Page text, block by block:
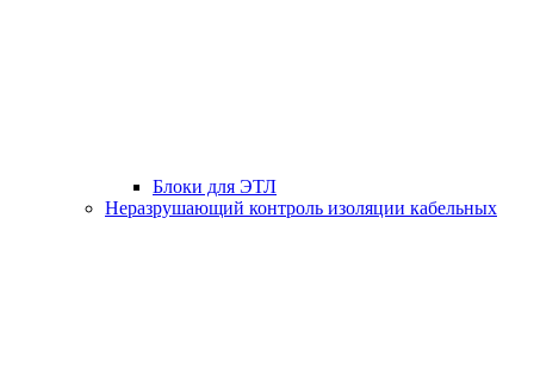
Блоки для ЭТЛ
Неразрушающий контроль изоляции кабельных